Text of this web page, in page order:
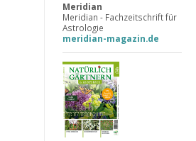
Meridian
Meridian - Fachzeitschrift für
Astrologie
meridian-magazin.de